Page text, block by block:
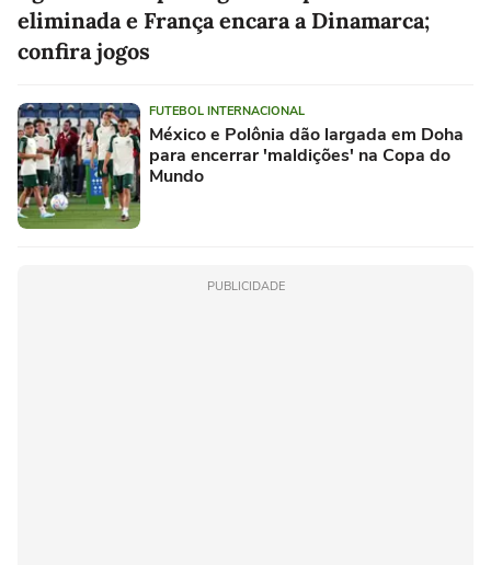
eliminada e França encara a Dinamarca;
confira jogos
FUTEBOL INTERNACIONAL
México e Polônia dão largada em Doha
para encerrar 'maldições' na Copa do
Mundo
PUBLICIDADE